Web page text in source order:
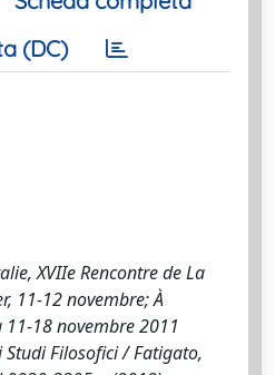
(DC)
XVIIe Rencontre de La
11-12 novembre; À
11-18 novembre 2011
Filosofici / Fatigato,